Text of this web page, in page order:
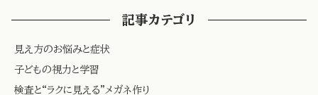
記事カテゴリ
見え方のお悩みと症状
子どもの視力と学習
検査と“ラクに見える”メガネ作り